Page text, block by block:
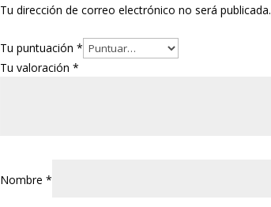
Tu dirección de correo electrónico no será publicada.
Tu puntuación*
Tu valoración*
Nombre*